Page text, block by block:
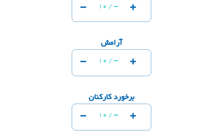
- 10 / - +
آرامش
- 10 / - +
برخورد کارکنان
- 10 / - +